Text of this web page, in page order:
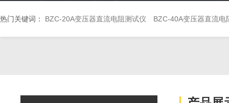
热门关键词： BZC-20A变压器直流电阻测试仪 BZC-40A变压器直流电